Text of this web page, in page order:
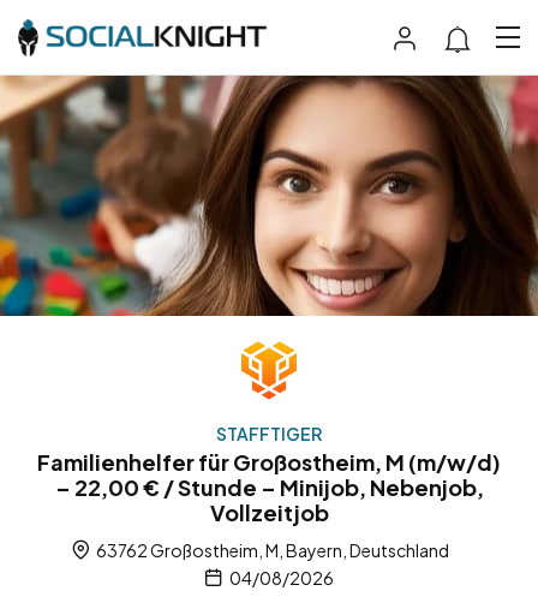
STAFFTIGER
Familienhelfer für Großostheim, M (m/w/d)
– 22,00 € / Stunde – Minijob, Nebenjob,
Vollzeitjob
63762 Großostheim, M, Bayern, Deutschland
04/08/2026